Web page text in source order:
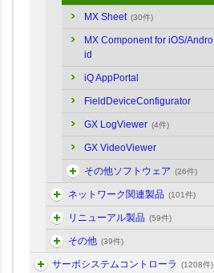
MX Sheet (30件)
MX Component for iOS/Andro
id
iQ AppPortal
FieldDeviceConfigurator
GX LogViewer (4件)
GX VideoViewer
その他ソフトウェア (26件)
ネットワーク関連製品 (101件)
リニューアル製品 (59件)
その他 (39件)
サーボシステムコントローラ (1208件)